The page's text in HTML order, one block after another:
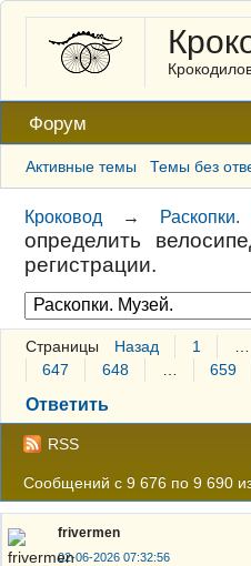
Форум
Активные темы Темы без
Кроковод →
определить
регистрации.
Страницы Назад 1
647
648 659
Ответить
RSS
Сообщений с 9 676 по 9 690
frivermen
02-06-2026 07:32:56